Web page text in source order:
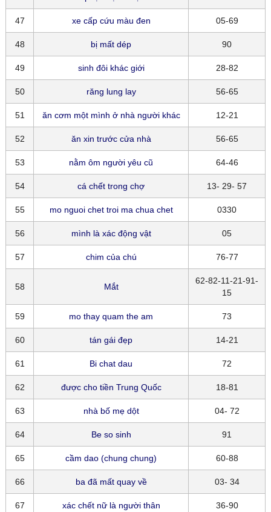
47 xe cấp cứu màu đen 05-69
48 bị mất dép 90
49 sinh đôi khác giới 28-82
50 răng lung lay 56-65
51 ăn cơm một mình ở nhà người khác 12-21
52 ăn xin trước cửa nhà 56-65
53 nằm ôm người yêu cũ 64-46
54 cá chết trong chợ 13- 29- 57
55 mo nguoi chet troi ma chua chet 0330
56 mình là xác động vật 05
57 chim của chú 76-77
58 Mắt
62-82-11-21-91-
15
59 mo thay quam the am 73
60 tán gái đẹp 14-21
61 Bi chat dau 72
62 được cho tiền Trung Quốc 18-81
63 nhà bố mẹ dột 04- 72
64 Be so sinh 91
65 cầm dao (chung chung) 60-88
66 ba đã mất quay về 03- 34
67 xác chết nữ là người thân 36-90